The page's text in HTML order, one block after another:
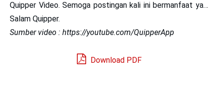
Quipper Video. Semoga postingan kali ini bermanfaat ya…
Salam Quipper.
Sumber video : https://youtube.com/QuipperApp
Download PDF